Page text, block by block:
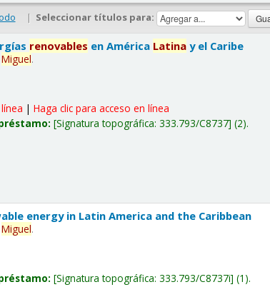
| Seleccionar títulos para:
renovables en América Latina y el Caribe
Miguel.
|Haga clic para acceso en línea
Signatura topográfica:333.793/C8737 (2).
energy in Latin America and the Caribbean
Miguel.
Signatura topográfica:333.793/C8737i (1).